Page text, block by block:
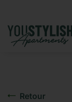
Retour